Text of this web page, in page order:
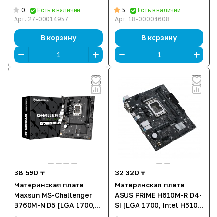
2xDDR 4, 2xM.2, 1xPCI-E
x16, Micro-ATX]
0
Есть в наличии
Арт. 27-00014957
В корзину
X670, 4xDDR 5, 4xM.2,
3xPCI-E x16, Standard-
5
Есть в наличии
Арт. 18-00004608
В корзину
38 590 ₸
Материнская плата
Maxsun MS-Challenger
B760M-N D5 [LGA 1700,
Intel B760, 2xDDR 5,
32 320 ₸
Материнская плата
ASUS PRIME H610M-R D4-
SI [LGA 1700, Intel H610,
2xDDR 4, 1xM.2, 1xPCI-E